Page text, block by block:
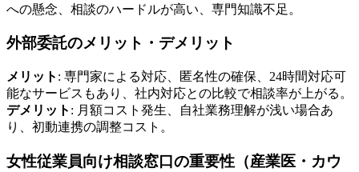
への懸念、相談のハードルが高い、専門知識不足。
外部委託のメリット・デメリット
メリット : 専門家による対応、匿名性の確保、24時間対応可
能なサービスもあり、社内対応との比較で相談率が上がる。
デメリット : 月額コスト発生、自社業務理解が浅い場合あ
り、初動連携の調整コスト。
女性従業員向け相談窓口の重要性（産業医・カウ